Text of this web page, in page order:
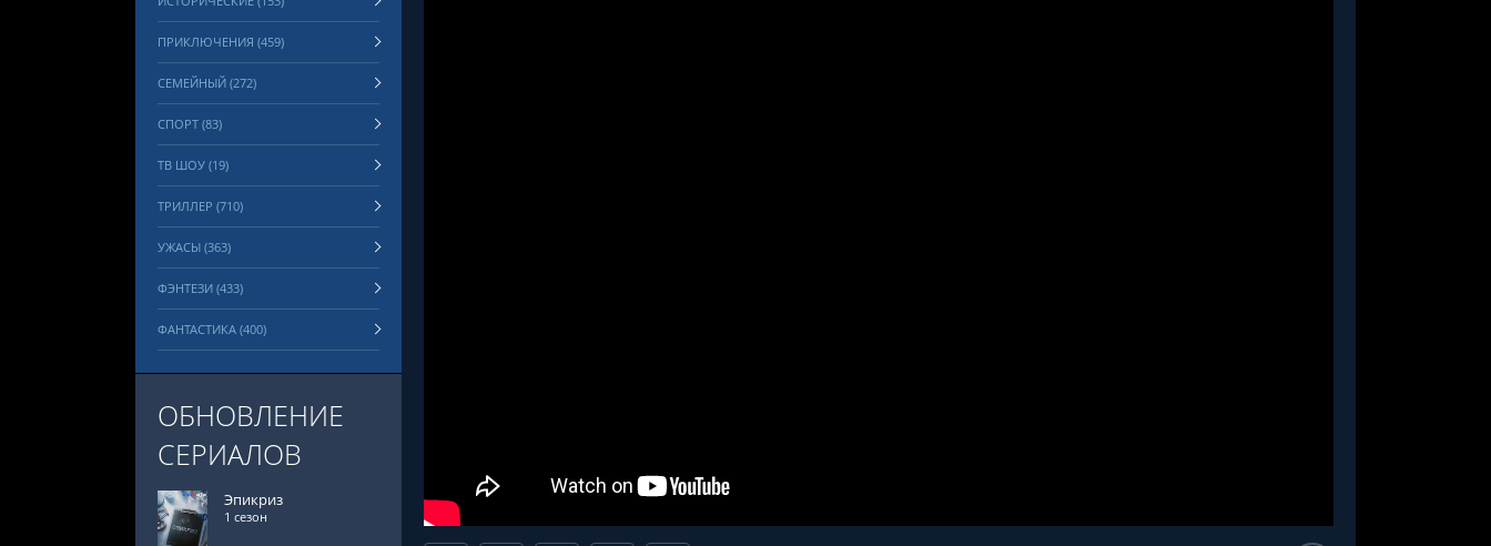
ПРИКЛЮЧЕНИЯ (459)
СЕМЕЙНЫЙ (272)
СПОРТ (83)
ТВ ШОУ (19)
ТРИЛЛЕР (710)
УЖАСЫ (363)
ФЭНТЕЗИ (433)
ФАНТАСТИКА (400)
ОБНОВЛЕНИЕ
СЕРИАЛОВ
Эпикриз
1 сезон